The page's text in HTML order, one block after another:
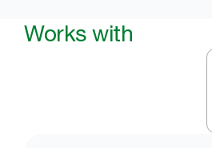
Works with